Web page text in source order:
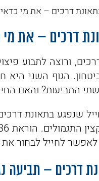
דרכים – את מי
דרכים – את מי
ורוצה לתבוע
הגוף השני היא
התביעות? והאם
שנפגע בתאונת
לחייל לבחור את
דרכים – תביעה